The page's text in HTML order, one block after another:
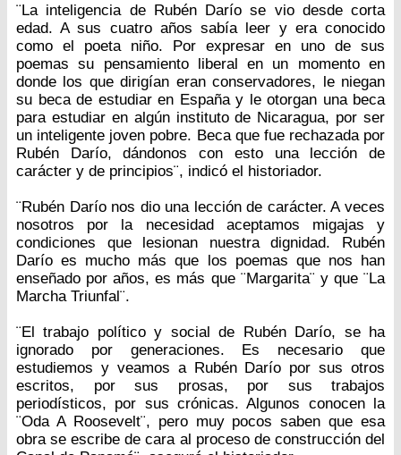
¨La inteligencia de Rubén Darío se vio desde corta
edad. A sus cuatro años sabía leer y era conocido
como el poeta niño. Por expresar en uno de sus
poemas su pensamiento liberal en un momento en
donde los que dirigían eran conservadores, le niegan
su beca de estudiar en España y le otorgan una beca
para estudiar en algún instituto de Nicaragua, por ser
un inteligente joven pobre. Beca que fue rechazada por
Rubén Darío, dándonos con esto una lección de
carácter y de principios¨, indicó el historiador.
¨Rubén Darío nos dio una lección de carácter. A veces
nosotros por la necesidad aceptamos migajas y
condiciones que lesionan nuestra dignidad. Rubén
Darío es mucho más que los poemas que nos han
enseñado por años, es más que ¨Margarita¨ y que ¨La
Marcha Triunfal¨.
¨El trabajo político y social de Rubén Darío, se ha
ignorado por generaciones. Es necesario que
estudiemos y veamos a Rubén Darío por sus otros
escritos, por sus prosas, por sus trabajos
periodísticos, por sus crónicas. Algunos conocen la
¨Oda A Roosevelt¨, pero muy pocos saben que esa
obra se escribe de cara al proceso de construcción del